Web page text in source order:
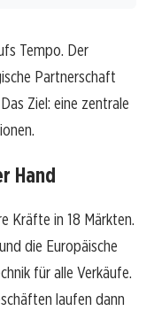
Tempo. Der
Partnerschaft
Ziel: eine zentrale
Hand
Kräfte in 18 Märkten.
die Europäische
für alle Verkäufe.
laufen dann